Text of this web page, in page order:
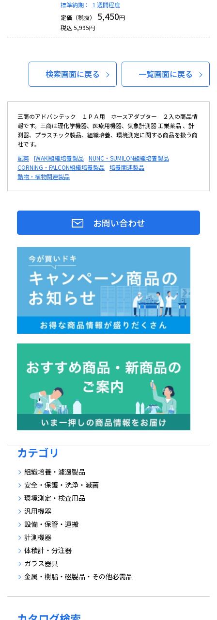
標準納期：
１週間程度
定価（税抜）
5,450円
税込 5,995円
検索画面に戻る 一覧画面に戻る
三商のアドバンテック １ＰＡ用 ホースアダプター ２入の商品情
報です。三商は理化学機器、医療用機器、気象計測器 工業薬品 、計
測器、プラスチック製品、組織培養、環境測定に関する商品を扱う商
社です。
試薬 IWAKI組織培養製品 NUNC・SUMILON組織培養製品
CORNING・FALCON組織培養製品 培養関連製品
動物・植物関連製品
お問い合わせ
カテゴリ
組織培養・濾過製品
安全・保護・洗浄・滅菌
環境測定・検査用品
汎用機器
設備・保管・運搬
計測機器
体積計・分注器
ガラス器具
金属・樹脂・磁製品・その他必需品